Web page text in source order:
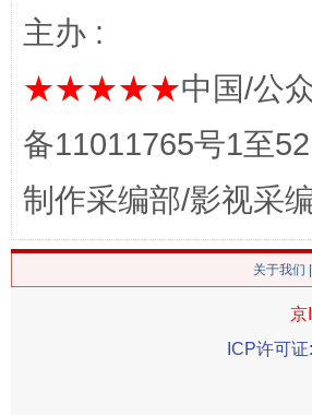
这是一记警钟！
主办 :
★★★★★中国/公
备11011765号1至
制作采编部/影视采
关于我们
京
ICP许可